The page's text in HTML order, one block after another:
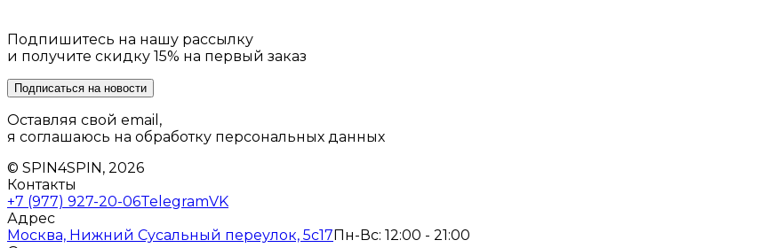
Подпишитесь на нашу рассылку
и получите скидку 15% на первый заказ
Подписаться на новости
Оставляя свой email,
я соглашаюсь на обработку персональных данных
© SPIN4SPIN, 2026
Контакты
+7 (977) 927-20-06TelegramVK
Адрес
Москва, Нижний Сусальный переулок, 5с17 Пн-Вс: 12:00 - 21:00